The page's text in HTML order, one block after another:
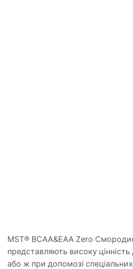
MST® BCAA&EAA Zero
представляють високу
або ж при допомозі